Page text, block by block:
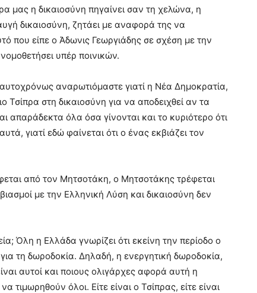
μας η δικαιοσύνη πηγαίνει σαν τη χελώνα, η
δικαιοσύνη, ζητάει με αναφορά της να
που είπε ο Άδωνις Γεωργιάδης σε σχέση με την
υπέρ ποινικών.
αναρωτιόμαστε γιατί η Νέα Δημοκρατία,
στη δικαιοσύνη για να αποδειχθεί αν τα
απαράδεκτα όλα όσα γίνονται και το κυριότερο ότι
γιατί εδώ φαίνεται ότι ο ένας εκβιάζει τον
από τον Μητσοτάκη, ο Μητσοτάκης τρέφεται
με την Ελληνική Λύση και δικαιοσύνη δεν
Όλη η Ελλάδα γνωρίζει ότι εκείνη την περίοδο ο
τη δωροδοκία. Δηλαδή, η ενεργητική δωροδοκία,
αυτοί και ποιους ολιγάρχες αφορά αυτή η
τιμωρηθούν όλοι. Είτε είναι ο Τσίπρας, είτε είναι